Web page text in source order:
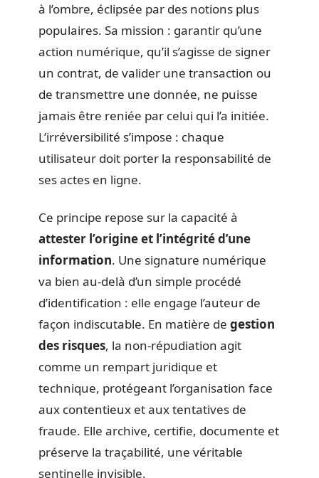
à l’ombre, éclipsée par des notions plus
populaires. Sa mission : garantir qu’une
action numérique, qu’il s’agisse de signer
un contrat, de valider une transaction ou
de transmettre une donnée, ne puisse
jamais être reniée par celui qui l’a initiée.
L’irréversibilité s’impose : chaque
utilisateur doit porter la responsabilité de
ses actes en ligne.
Ce principe repose sur la capacité à
attester l’origine et l’intégrité d’une
information. Une signature numérique
va bien au-delà d’un simple procédé
d’identification : elle engage l’auteur de
façon indiscutable. En matière de gestion
des risques, la non-répudiation agit
comme un rempart juridique et
technique, protégeant l’organisation face
aux contentieux et aux tentatives de
fraude. Elle archive, certifie, documente et
préserve la traçabilité, une véritable
sentinelle invisible.